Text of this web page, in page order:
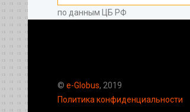
по данным ЦБ РФ
© e-Globus, 2019
Политика конфиденциальности